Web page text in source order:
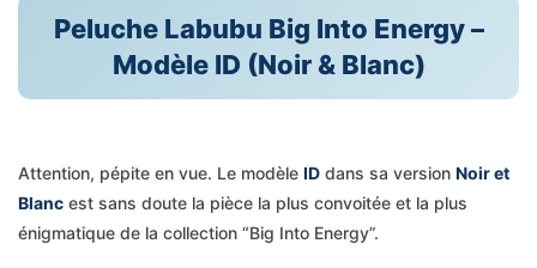
Peluche Labubu Big Into Energy –
Modèle ID (Noir & Blanc)
Attention, pépite en vue. Le modèle ID dans sa version Noir et
Blanc est sans doute la pièce la plus convoitée et la plus
énigmatique de la collection “Big Into Energy”.